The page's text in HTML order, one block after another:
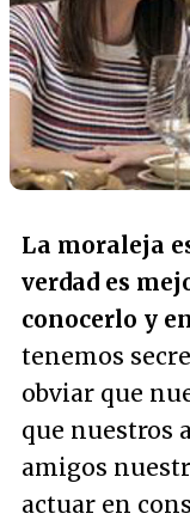
La moraleja
verdad es
conocerlo y
tenemos
obviar que
que nuestros
amigos
actuar en